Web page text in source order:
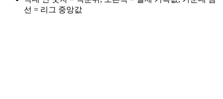
선 = 리그 중앙값